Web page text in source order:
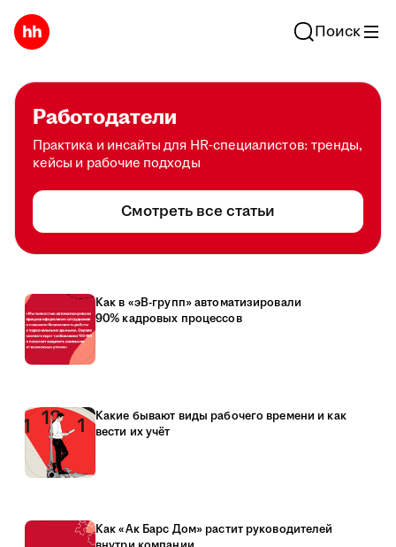
Поиск
Работодатели
Практика и инсайты для HR-специалистов: тренды,
кейсы и рабочие подходы
Смотреть все статьи
Как в «эВ-групп» автоматизировали
90% кадровых процессов
Какие бывают виды рабочего времени и как
вести их учёт
Как «Ак Барс Дом» растит руководителей